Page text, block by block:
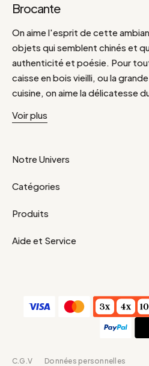
Brocante
On aime l'esprit de cette
objets qui semblent chinés et
authenticité et poésie. Pour
caisse en bois vieilli, ou la
cuisine, on aime la délicatesse
adoucis par le temps. Ici, les
Voir plus
Notre Univers
Catégories
Produits
Aide et Service
C.G.V Données personnelles